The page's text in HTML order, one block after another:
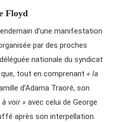
Floyd
d’une manifestation
par des proches
nationale du syndicat
que, tout en comprenant « la
d’Adama Traoré, son
voir » avec celui de George
après son interpellation.